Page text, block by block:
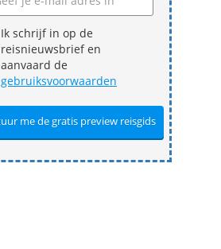
Ik schrijf in op de
reisnieuwsbrief en
aanvaard de
gebruiksvoorwaarden